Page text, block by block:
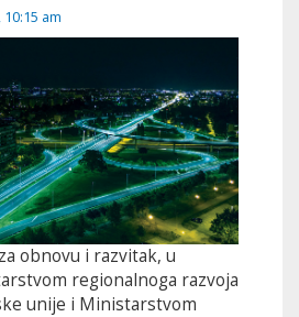
am
obnovu i razvitak, u
regionalnoga razvoja
unije i Ministarstvom